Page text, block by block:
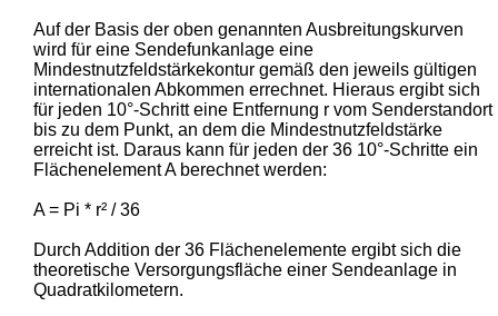
Auf der Basis der oben genannten Ausbreitungskurven
wird für eine Sendefunkanlage eine
Mindestnutzfeldstärkekontur gemäß den jeweils gültigen
internationalen Abkommen errechnet. Hieraus ergibt sich
für jeden 10°-Schritt eine Entfernung r vom Senderstandort
bis zu dem Punkt, an dem die Mindestnutzfeldstärke
erreicht ist. Daraus kann für jeden der 36 10°-Schritte ein
Flächenelement A berechnet werden:
A = Pi * r² / 36
Durch Addition der 36 Flächenelemente ergibt sich die
theoretische Versorgungsfläche einer Sendeanlage in
Quadratkilometern.